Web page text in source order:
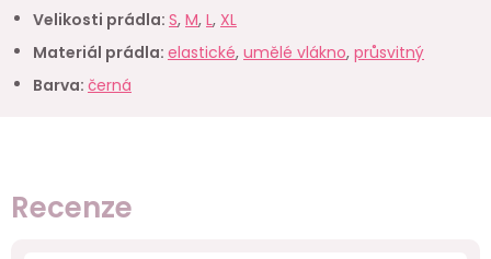
Velikosti prádla: S, M, L, XL
Materiál prádla: elastické, umělé vlákno, průsvitný
Barva: černá
Recenze